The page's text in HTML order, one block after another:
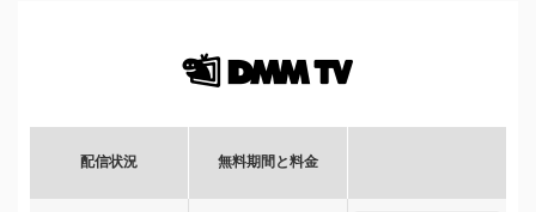
配信状況 無料期間と料金